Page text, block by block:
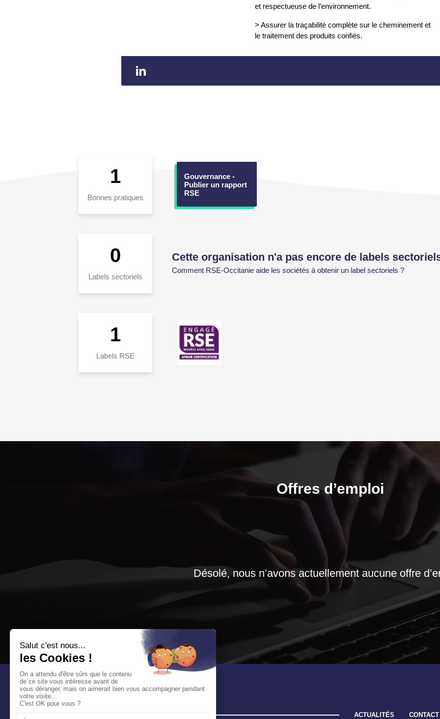
et respectueuse de l’environnement.
> Assurer la traçabilité complète sur le cheminement et
le traitement des produits confiés.
1
Bonnes pratiques
Gouvernance -
Publier un rapport
RSE
0
Labels sectoriels
Cette organisation n'a pas encore de labels
Comment RSE-Occitanie aide les sociétés à obtenir un label sectoriels ?
1
Labels RSE
Offres d’emploi
Désolé, nous n’avons actuellement aucune offre
ACTUALITÉS CONTACT